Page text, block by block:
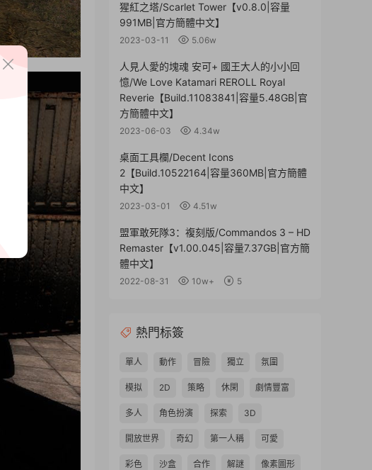
猩紅之塔/Scarlet Tower【v0.8.0|容量
991MB|官方簡體中文】
2023-03-11 5.06w
人見人愛的塊魂 安可+ 國王大人的小小回
憶/We Love Katamari REROLL Royal
Reverie【Build.11083841|容量5.48GB|官
方簡體中文】
2023-06-03 4.34w
桌面工具欄/Decent Icons
2【Build.10522164|容量360MB|官方簡體
中文】
2023-03-01 4.51w
盟軍敢死隊3：複刻版/Commandos 3 – HD
Remaster【v1.00.045|容量7.37GB|官方簡
體中文】
2022-08-31 10w+ 5
熱門标簽
單人 動作 冒險 獨立 氛圍
模拟 2D 策略 休閑 劇情豐富
多人 角色扮演 探索 3D
開放世界 奇幻 第一人稱 可愛
彩色 沙盒 合作 解謎 像素圖形